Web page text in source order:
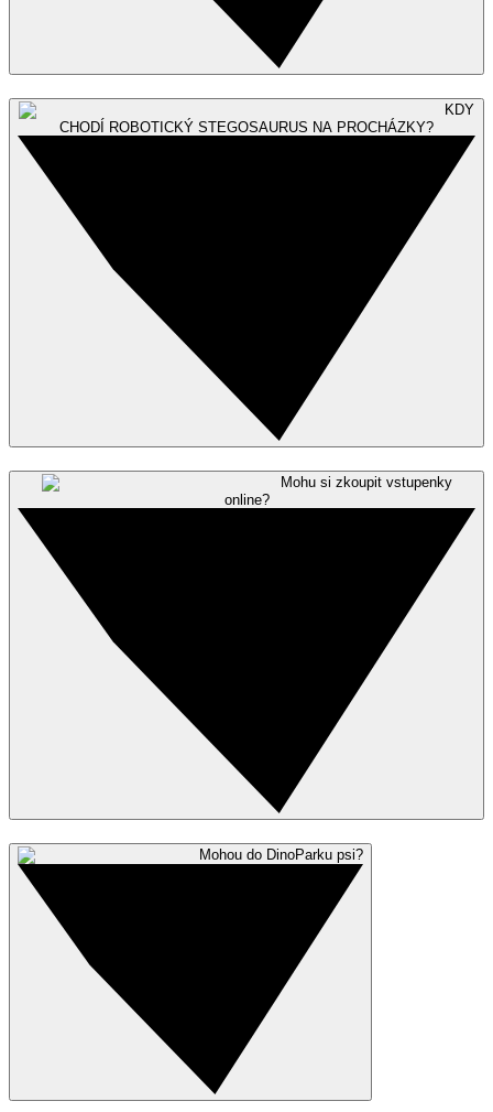
KDY
CHODÍ ROBOTICKÝ STEGOSAURUS NA PROCHÁZKY?
Mohu si zkoupit vstupenky
online?
Mohou do DinoParku psi?